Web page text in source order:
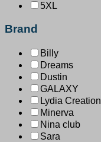
5XL
Brand
Billy
Dreams
Dustin
GALAXY
Lydia
Minerva
Nina club
Sara